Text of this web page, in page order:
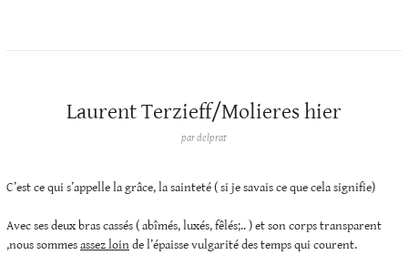
Laurent Terzieff/Molieres hier
pardelprat
C’est ce qui s’appelle la grâce, la sainteté ( si je savais ce que cela signifie)
Avec ses deux bras cassés ( abîmés, luxés, fêlés;.. ) et son corps transparent
,nous sommesassez loinde l’épaisse vulgarité des temps qui courent.